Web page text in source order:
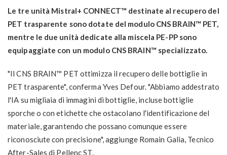
Le tre unità Mistral+ CONNECT™ destinate al recupero del
PET trasparente sono dotate del modulo CNS BRAIN™ PET,
mentre le due unità dedicate alla miscela PE-PP sono
equipaggiate con un modulo CNS BRAIN™ specializzato.
"Il CNS BRAIN™ PET ottimizza il recupero delle bottiglie in
PET trasparente", conferma Yves Defour. "Abbiamo addestrato
l'IA su migliaia di immagini di bottiglie, incluse bottiglie
sporche o con etichette che ostacolano l'identificazione del
materiale, garantendo che possano comunque essere
riconosciute con precisione", aggiunge Romain Galia, Tecnico
After-Sales di Pellenc ST.